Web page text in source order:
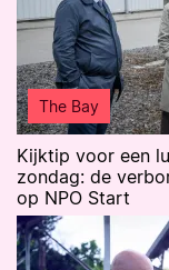
The Bay
Kijktip voor een
zondag: de
op NPO Start